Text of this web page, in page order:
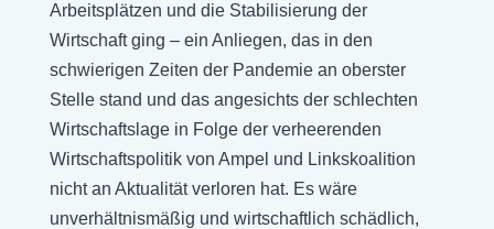
Arbeitsplätzen und die Stabilisierung der
Wirtschaft ging – ein Anliegen, das in den
schwierigen Zeiten der Pandemie an oberster
Stelle stand und das angesichts der schlechten
Wirtschaftslage in Folge der verheerenden
Wirtschaftspolitik von Ampel und Linkskoalition
nicht an Aktualität verloren hat. Es wäre
unverhältnismäßig und wirtschaftlich schädlich,